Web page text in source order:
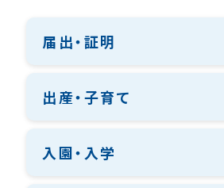
届出・証明
出産・子育て
入園・入学